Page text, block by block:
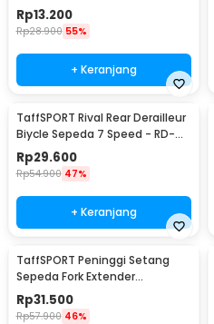
Clamp Dua Warna - BQ541
Rp13.200
Rp28.900 55%
+ Keranjang
TaffSPORT Rival Rear Derailleur
Biycle Sepeda 7 Speed - RD-
TX35
Rp29.600
Rp54.900 47%
+ Keranjang
TaffSPORT Peninggi Setang
Sepeda Fork Extender
Aluminium Alloy 121mm - SD53
Rp31.500
Rp57.900 46%